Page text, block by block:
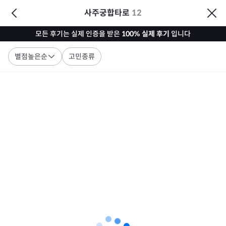
사주궁합타로 12
모든 후기는 실제 인증을 받은 100% 실제 후기 입니다
별점높은순 고민종류